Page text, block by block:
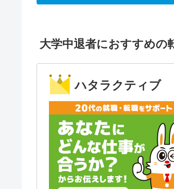
大学中退者におすすめの
ハタラクティブ